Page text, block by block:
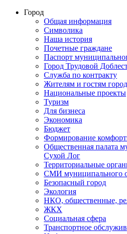
Город
Общая информация
Символика
Наша история
Почетные граждане
Паспорт
Город Трудовой
Служба по контракту
Жителям и гостям
Национальные проекты
Туризм
Для бизнеса
Экономика
Бюджет
Формирование
Общественная палата
Сухой Лог
Территориальные
СМИ муниципального
Безопасный город
Экология
НКО, общественные,
ЖКХ
Социальная сфера
Транспортное